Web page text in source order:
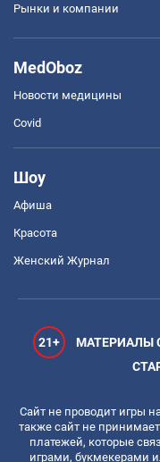
Рынки и компании
MedOboz
Новости медицины
Covid
Шоу
Афиша
Красота
Женский Журнал
21+
МАТЕРИАЛЫ
Сайт не проводит игры
также сайт не
платежей, которые
играми, букмекерами